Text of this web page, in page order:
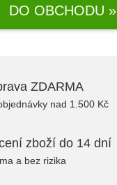
DO OBCHODU »
ZDARMA
nad 1.500 Kč
zboží do 14 dní
a bez rizika